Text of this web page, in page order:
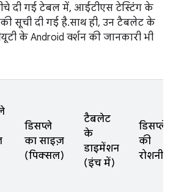
दी गई टेबल में, आईटीएस टेस्टिंग के
सूची दी गई है. साथ ही, उन टैबलेट के
के Android वर्शन की जानकारी भी
डिसप्ले
का साइज़
(पिक्सल)
टैबलेट
के
डाइमेंशन
(इंच में)
डिसप्ले
की
रोशनी